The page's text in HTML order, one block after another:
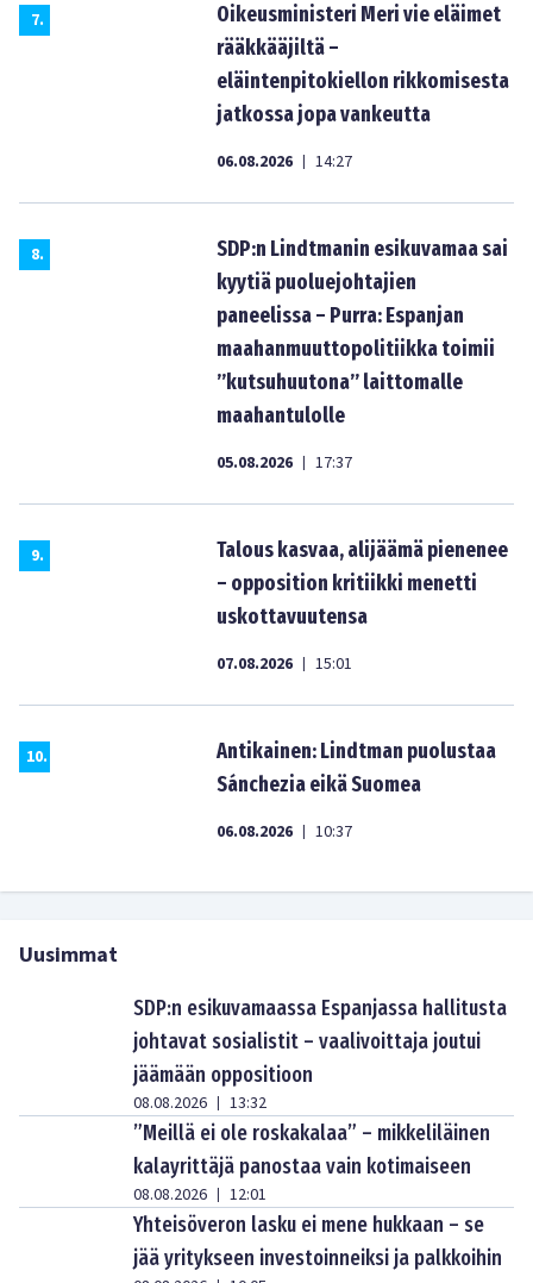
7.
Oikeusministeri Meri vie eläimet
rääkkääjiltä –
eläintenpitokiellon rikkomisesta
jatkossa jopa vankeutta
06.08.2026 | 14:27
8.
SDP:n Lindtmanin esikuvamaa sai
kyytiä puoluejohtajien
paneelissa – Purra: Espanjan
maahanmuuttopolitiikka toimii
”kutsuhuutona” laittomalle
maahantulolle
05.08.2026 | 17:37
9.
Talous kasvaa, alijäämä pienenee
– opposition kritiikki menetti
uskottavuutensa
07.08.2026 | 15:01
10.
Antikainen: Lindtman puolustaa
Sánchezia eikä Suomea
06.08.2026 | 10:37
Uusimmat
SDP:n esikuvamaassa Espanjassa hallitusta
johtavat sosialistit – vaalivoittaja joutui
jäämään oppositioon
08.08.2026 | 13:32
”Meillä ei ole roskakalaa” – mikkeliläinen
kalayrittäjä panostaa vain kotimaiseen
08.08.2026 | 12:01
Yhteisöveron lasku ei mene hukkaan – se
jää yritykseen investoinneiksi ja palkkoihin